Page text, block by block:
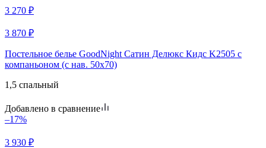
3 270 ₽
3 870 ₽
Постельное белье GoodNight Сатин Делюкс Кидс K2505 с
компаньоном (с нав. 50х70)
1,5 спальный
Добавлено в сравнение
–17%
3 930 ₽